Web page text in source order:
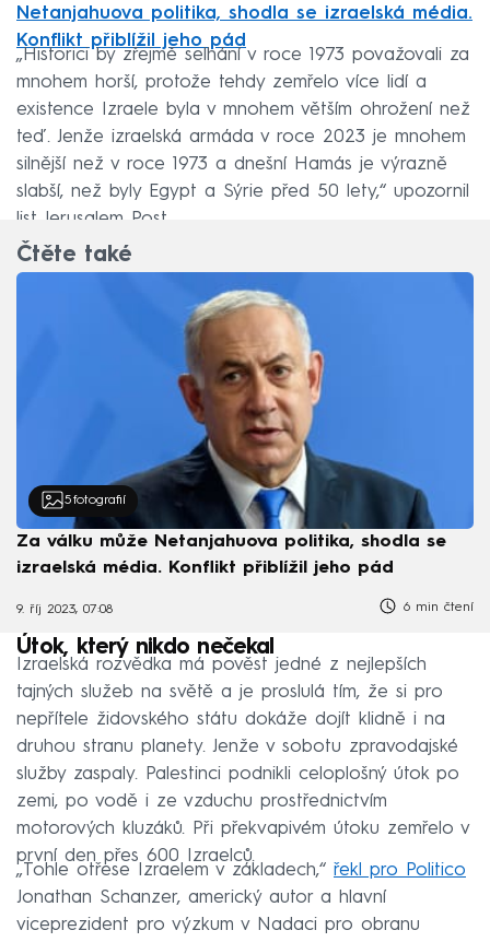
Netanjahuova politika, shodla se izraelská média.
Konflikt přiblížil jeho pád
„Historici by zřejmě selhání v roce 1973 považovali za
mnohem horší, protože tehdy zemřelo více lidí a
existence Izraele byla v mnohem větším ohrožení než
teď. Jenže izraelská armáda v roce 2023 je mnohem
silnější než v roce 1973 a dnešní Hamás je výrazně
slabší, než byly Egypt a Sýrie před 50 lety,“ upozornil
list Jerusalem Post.
Čtěte také
5 fotografií
Za válku může Netanjahuova politika, shodla se
izraelská média. Konflikt přiblížil jeho pád
9. říj 2023, 07:08 6 min čtení
Útok, který nikdo nečekal
Izraelská rozvědka má pověst jedné z nejlepších
tajných služeb na světě a je proslulá tím, že si pro
nepřítele židovského státu dokáže dojít klidně i na
druhou stranu planety. Jenže v sobotu zpravodajské
služby zaspaly. Palestinci podnikli celoplošný útok po
zemi, po vodě i ze vzduchu prostřednictvím
motorových kluzáků. Při překvapivém útoku zemřelo v
první den přes 600 Izraelců.
„Tohle otřese Izraelem v základech,“ řekl pro Politico
Jonathan Schanzer, americký autor a hlavní
viceprezident pro výzkum v Nadaci pro obranu